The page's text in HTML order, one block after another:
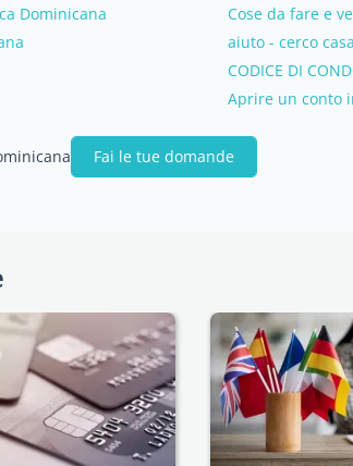
Dominicana
Cose da fare e
aiuto - cerco
CODICE DI
Aprire un conto
Fai le tue domande